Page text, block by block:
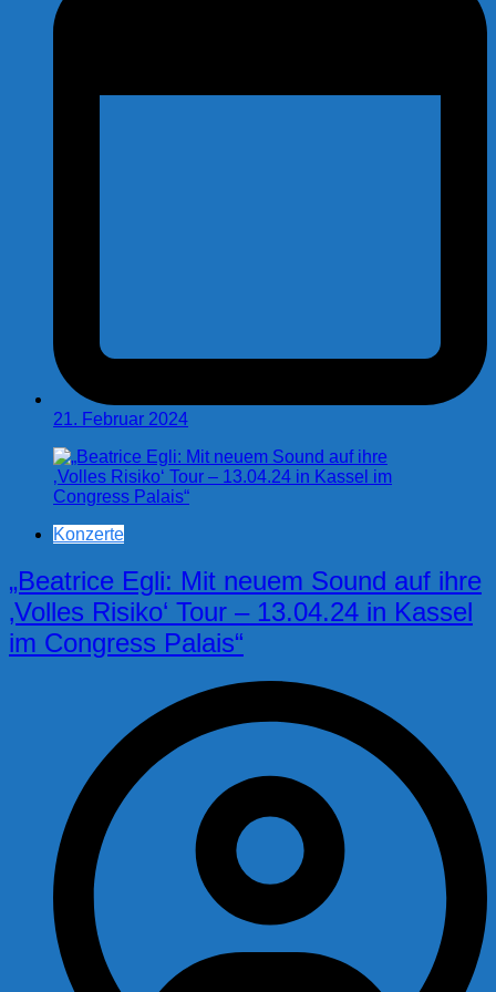
21. Februar 2024
Konzerte
„Beatrice Egli: Mit neuem Sound auf ihre
‚Volles Risiko‘ Tour – 13.04.24 in Kassel
im Congress Palais“